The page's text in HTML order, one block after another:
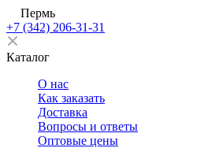
Пермь
+7 (342) 206-31-31
Каталог
О нас
Как заказать
Доставка
Вопросы и ответы
Оптовые цены